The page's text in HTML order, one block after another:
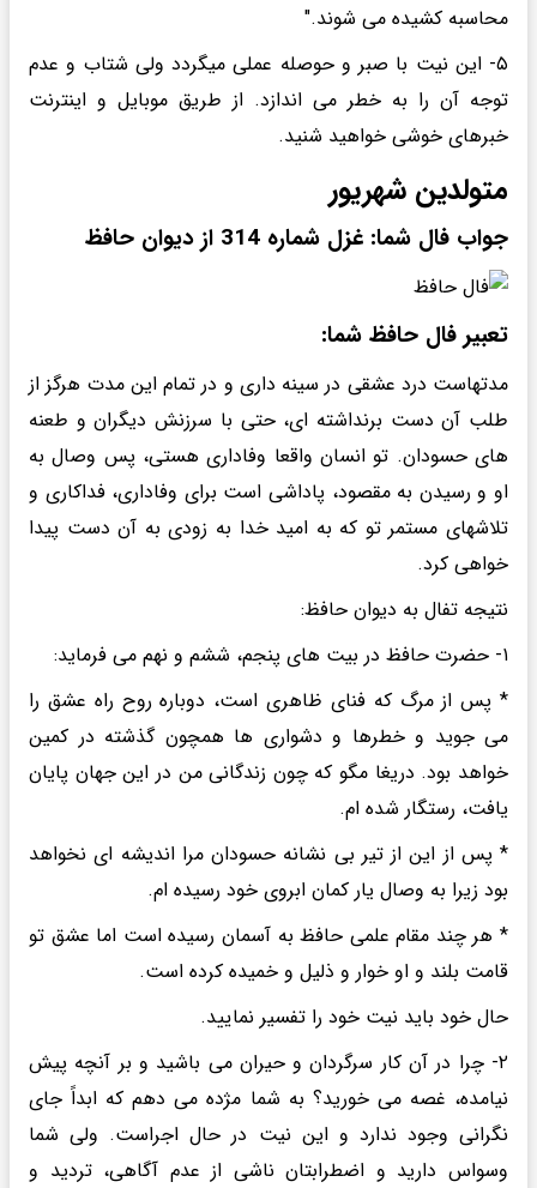
محاسبه کشیده می شوند."
۵- این نیت با صبر و حوصله عملی میگردد ولی شتاب و عدم
توجه آن را به خطر می اندازد. از طریق موبایل و اینترنت
خبرهای خوشی خواهید شنید.
متولدین شهریور
جواب فال شما: غزل شماره 314 از دیوان حافظ
تعبیر فال حافظ شما:
مدتهاست درد عشقی در سینه داری و در تمام این مدت هرگز از
طلب آن دست برنداشته ای، حتی با سرزنش دیگران و طعنه
های حسودان. تو انسان واقعا وفاداری هستی، پس وصال به
او و رسیدن به مقصود، پاداشی است برای وفاداری، فداکاری و
تلاشهای مستمر تو که به امید خدا به زودی به آن دست پیدا
خواهی کرد.
نتیجه تفال به دیوان حافظ:
۱- حضرت حافظ در بیت های پنجم، ششم و نهم می فرماید:
* پس از مرگ که فنای ظاهری است، دوباره روح راه عشق را
می جوید و خطرها و دشواری ها همچون گذشته در کمین
خواهد بود. دریغا مگو که چون زندگانی من در این جهان پایان
یافت، رستگار شده ام.
* پس از این از تیر بی نشانه حسودان مرا اندیشه ای نخواهد
بود زیرا به وصال یار کمان ابروی خود رسیده ام.
* هر چند مقام علمی حافظ به آسمان رسیده است اما عشق تو
قامت بلند و او خوار و ذلیل و خمیده کرده است.
حال خود باید نیت خود را تفسیر نمایید.
۲- چرا در آن کار سرگردان و حیران می باشید و بر آنچه پیش
نیامده، غصه می خورید؟ به شما مژده می دهم که ابداً جای
نگرانی وجود ندارد و این نیت در حال اجراست. ولی شما
وسواس دارید و اضطرابتان ناشی از عدم آگاهی، تردید و